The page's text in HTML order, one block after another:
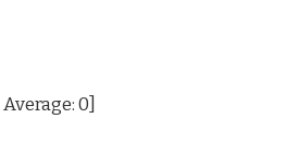
Average:0